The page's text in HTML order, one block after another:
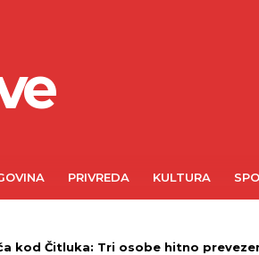
PRIVREDA KULTURA
kod Čitluka: Tri osobe hitno